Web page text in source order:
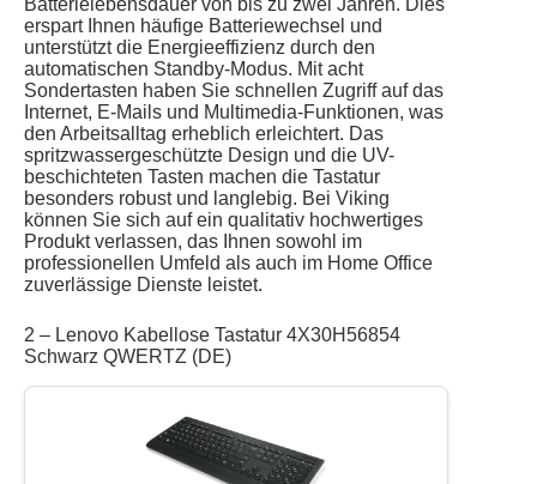
Batterielebensdauer von bis zu zwei Jahren. Dies
erspart Ihnen häufige Batteriewechsel und
unterstützt die Energieeffizienz durch den
automatischen Standby-Modus. Mit acht
Sondertasten haben Sie schnellen Zugriff auf das
Internet, E-Mails und Multimedia-Funktionen, was
den Arbeitsalltag erheblich erleichtert. Das
spritzwassergeschützte Design und die UV-
beschichteten Tasten machen die Tastatur
besonders robust und langlebig. Bei Viking
können Sie sich auf ein qualitativ hochwertiges
Produkt verlassen, das Ihnen sowohl im
professionellen Umfeld als auch im Home Office
zuverlässige Dienste leistet.
2 – Lenovo Kabellose Tastatur 4X30H56854
Schwarz QWERTZ (DE)